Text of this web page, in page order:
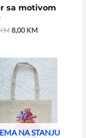
sa motivom
8,00KM
NA STANJU